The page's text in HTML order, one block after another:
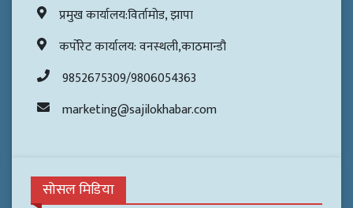
प्रमुख कार्यालय:विर्तामोड, झापा
कर्पोरेट कार्यालय: वनस्थली,काठमान्डौ
9852675309/9806054363
marketing@sajilokhabar.com
सोसल मिडिया